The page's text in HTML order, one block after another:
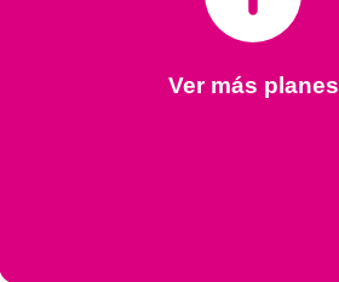
Ver más planes